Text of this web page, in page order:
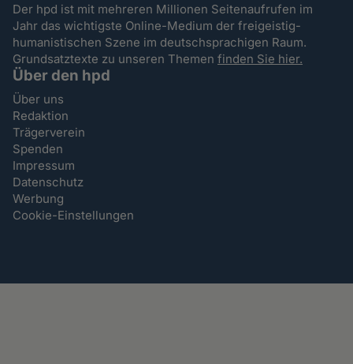
Der hpd ist mit mehreren Millionen Seitenaufrufen im
Jahr das wichtigste Online-Medium der freigeistig-
humanistischen Szene im deutschsprachigen Raum.
Grundsatztexte zu unseren Themenfinden Sie hier.
Über den hpd
Über uns
Redaktion
Trägerverein
Spenden
Impressum
Datenschutz
Werbung
Cookie-Einstellungen